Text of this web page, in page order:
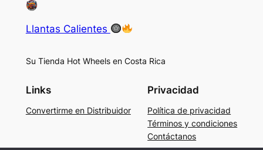
Llantas Calientes
Su Tienda Hot Wheels en Costa Rica
Links
Convertirme en Distribuidor
Privacidad
Política de privacidad
Términos y condiciones
Contáctanos